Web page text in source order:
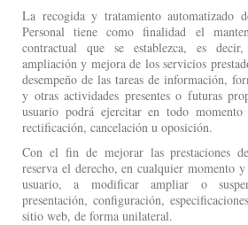
La recogida y tratamiento automatizado
Personal tiene como finalidad el
contractual que se establezca, es
ampliación y mejora de los servicios
desempeño de las tareas de información,
y otras actividades presentes o futuras
usuario podrá ejercitar en todo momento
rectificación, cancelación u oposición.
Con el fin de mejorar las prestaciones
reserva el derecho, en cualquier momento
usuario, a modificar ampliar o
presentación, configuración,
sitio web, de forma unilateral.